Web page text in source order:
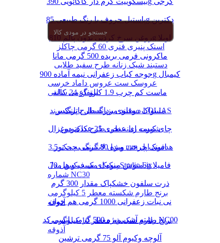
اسنک پنیری فنری 60 گرمی چاکلز
دستبند شیک زنانه طرح سفید طلایی
عروسک ست عروس داماد خرسی
ارتفاع 24 سانتی
دستبند مردانه طرح پلنگ برند LOLIAS
شورت زنانه نخی طرح کاکتوس
مبدل لایتنینگ به جک 3.5 mm هدفون اپل
پنکیک مک فیکس مدل Studio Fix
شماره NC30
برنج طارم شکسته معطر 5 کیلوگرمی
آذوقه
برنج طارم شکسته معطر 10 کیلوگرمی
آذوقه
پاستیل حروف با رنگ طبیعی 85g دکتربن
روغن سرخ کردنی بدون پالم 810g اویلا
ماکرونی فرمی بریده 500 گرمی مانا
جوجه کباب زعفرانی نیمه آماده 900g کیمبال
ماست کم چرب 1.9 کیلو گرمی کاله
مسواک دوقلوی بزرگسال پاتریکس
چای کیسه ای عطری 25 عددی دوغزال
اسنک چرخی ویژه 80 گرمی چی توز
دمنوش میوه ای سیب و هل 70g فامیلا
ذرت سلفون خشکپاک مقدار 300 گرم
نی نبات زعفرانی 1000 گرمی هم خوان
رشته آشی ویژه 500 گرمی انسی کد NC00
آلوچه وکیوم آلو 75 گرمی ترشین